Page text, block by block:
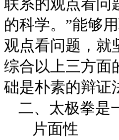
联系的观点看问
的科学。”能够
观点看问题，就
综合以上三方面
础是朴素的辩证
二、 太极拳是
片面性